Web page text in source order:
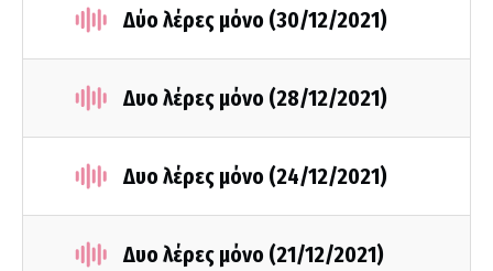
Δύο λέρες μόνο (30/12/2021)
Δυο λέρες μόνο (28/12/2021)
Δυο λέρες μόνο (24/12/2021)
Δυο λέρες μόνο (21/12/2021)